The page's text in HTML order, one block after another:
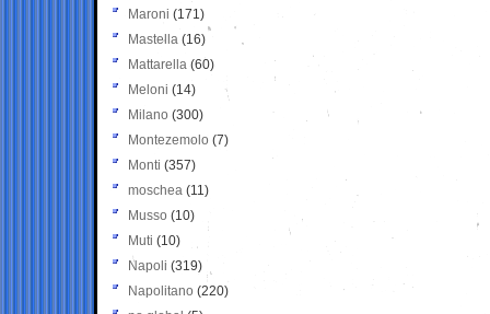
Maroni (171)
Mastella (16)
Mattarella (60)
Meloni (14)
Milano (300)
Montezemolo (7)
Monti (357)
moschea (11)
Musso (10)
Muti (10)
Napoli (319)
Napolitano (220)